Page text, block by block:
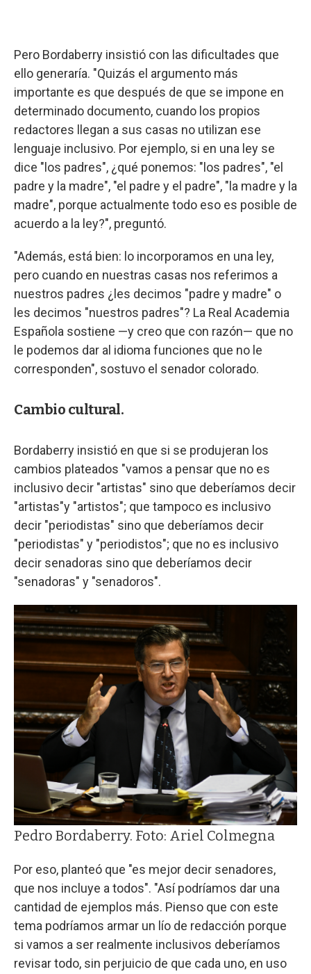
Pero Bordaberry insistió con las dificultades que
ello generaría. "Quizás el argumento más
importante es que después de que se impone en
determinado documento, cuando los propios
redactores llegan a sus casas no utilizan ese
lenguaje inclusivo. Por ejemplo, si en una ley se
dice "los padres", ¿qué ponemos: "los padres", "el
padre y la madre", "el padre y el padre", "la madre y la
madre", porque actualmente todo eso es posible de
acuerdo a la ley?", preguntó.
"Además, está bien: lo incorporamos en una ley,
pero cuando en nuestras casas nos referimos a
nuestros padres ¿les decimos "padre y madre" o
les decimos "nuestros padres"? La Real Academia
Española sostiene —y creo que con razón— que no
le podemos dar al idioma funciones que no le
corresponden", sostuvo el senador colorado.
Cambio cultural.
Bordaberry insistió en que si se produjeran los
cambios plateados "vamos a pensar que no es
inclusivo decir "artistas" sino que deberíamos decir
"artistas"y "artistos"; que tampoco es inclusivo
decir "periodistas" sino que deberíamos decir
"periodistas" y "periodistos"; que no es inclusivo
decir senadoras sino que deberíamos decir
"senadoras" y "senadoros".
Pedro Bordaberry. Foto: Ariel Colmegna
Por eso, planteó que "es mejor decir senadores,
que nos incluye a todos". "Así podríamos dar una
cantidad de ejemplos más. Pienso que con este
tema podríamos armar un lío de redacción porque
si vamos a ser realmente inclusivos deberíamos
revisar todo, sin perjuicio de que cada uno, en uso